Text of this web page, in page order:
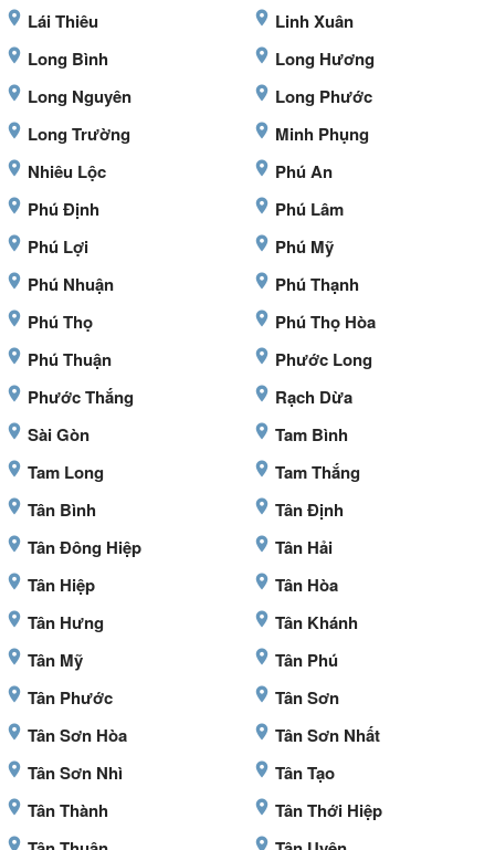
Lái Thiêu
Linh Xuân
Long Bình
Long Hương
Long Nguyên
Long Phước
Long Trường
Minh Phụng
Nhiêu Lộc
Phú An
Phú Định
Phú Lâm
Phú Lợi
Phú Mỹ
Phú Nhuận
Phú Thạnh
Phú Thọ
Phú Thọ Hòa
Phú Thuận
Phước Long
Phước Thắng
Rạch Dừa
Sài Gòn
Tam Bình
Tam Long
Tam Thắng
Tân Bình
Tân Định
Tân Đông Hiệp
Tân Hải
Tân Hiệp
Tân Hòa
Tân Hưng
Tân Khánh
Tân Mỹ
Tân Phú
Tân Phước
Tân Sơn
Tân Sơn Hòa
Tân Sơn Nhất
Tân Sơn Nhì
Tân Tạo
Tân Thành
Tân Thới Hiệp